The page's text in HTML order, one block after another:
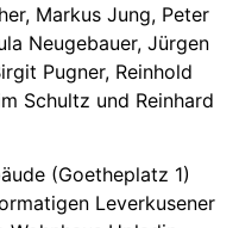
Markus Jung, Peter
Neugebauer, Jürgen
Pugner, Reinhold
Schultz und Reinhard
(Goetheplatz 1)
Leverkusener